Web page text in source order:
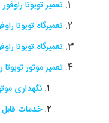
تعمیر تویوتا
تعمیرگاه تویوتا
تعمیرگاه تویوتا
تعمیر موتور
نگهداری
خدمات قابل